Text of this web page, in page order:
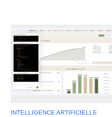
INTELLIGENCE ARTIFICIELLE